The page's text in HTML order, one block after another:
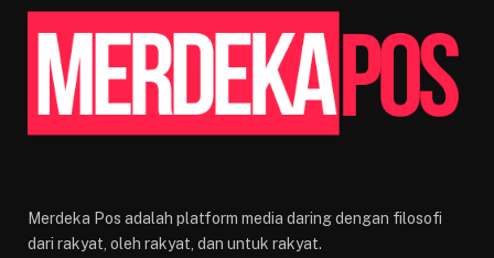
Merdeka Pos adalah platform media daring dengan filosofi
dari rakyat, oleh rakyat, dan untuk rakyat.